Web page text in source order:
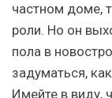
частном доме,
роли. Но он
пола в
задуматься,
Имейте в виду,